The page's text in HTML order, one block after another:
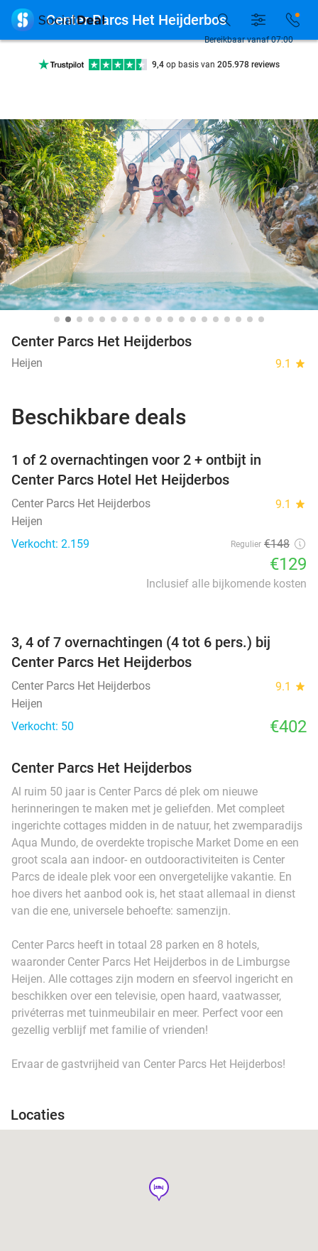
10+ miljoen leden
Ontdek 15.000+ deals
10+ miljoen leden
Bereikbaar vanaf 07:00
 Center Parcs Het Heijderbos
Center Parcs Het Heijderbos
Heijen 9.1 star
Beschikbare deals
1 of 2 overnachtingen voor 2 + ontbijt in
Center Parcs Hotel Het Heijderbos
Center Parcs Het Heijderbos 9.1 star
Heijen
Verkocht: 2.159
Regulier €148
€129
Inclusief alle bijkomende kosten
3, 4 of 7 overnachtingen (4 tot 6 pers.) bij
Center Parcs Het Heijderbos
Center Parcs Het Heijderbos 9.1 star
Heijen
Verkocht: 50
€402
Center Parcs Het Heijderbos
Al ruim 50 jaar is Center Parcs dé plek om nieuwe
herinneringen te maken met je geliefden. Met compleet
ingerichte cottages midden in de natuur, het zwemparadijs
Aqua Mundo, de overdekte tropische Market Dome en een
groot scala aan indoor- en outdooractiviteiten is Center
Parcs de ideale plek voor een onvergetelijke vakantie. En
hoe divers het aanbod ook is, het staat allemaal in dienst
van die ene, universele behoefte: samenzijn.
Center Parcs heeft in totaal 28 parken en 8 hotels,
waaronder Center Parcs Het Heijderbos in de Limburgse
Heijen. Alle cottages zijn modern en sfeervol ingericht en
beschikken over een televisie, open haard, vaatwasser,
privéterras met tuinmeubilair en meer. Perfect voor een
gezellig verblijf met familie of vrienden!
Ervaar de gastvrijheid van Center Parcs Het Heijderbos!
Locaties
hotel